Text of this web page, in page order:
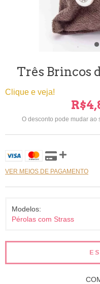
Três Brincos
Clique e veja!
O desconto pode mudar ao
VER MEIOS DE PAGAMENTO
Modelos:
Pérolas com Strass